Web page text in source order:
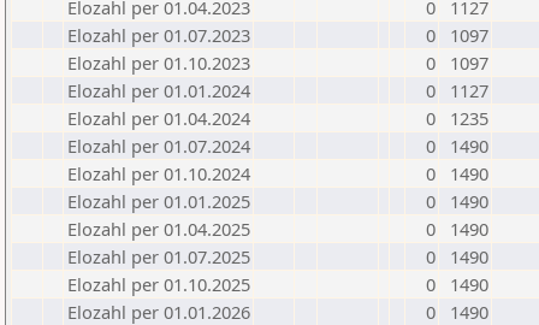
Elozahl per 01.04.2023
0
1127
Elozahl per 01.07.2023
0
1097
Elozahl per 01.10.2023
0
1097
Elozahl per 01.01.2024
0
1127
Elozahl per 01.04.2024
0
1235
Elozahl per 01.07.2024
0
1490
Elozahl per 01.10.2024
0
1490
Elozahl per 01.01.2025
0
1490
Elozahl per 01.04.2025
0
1490
Elozahl per 01.07.2025
0
1490
Elozahl per 01.10.2025
0
1490
Elozahl per 01.01.2026
0
1490